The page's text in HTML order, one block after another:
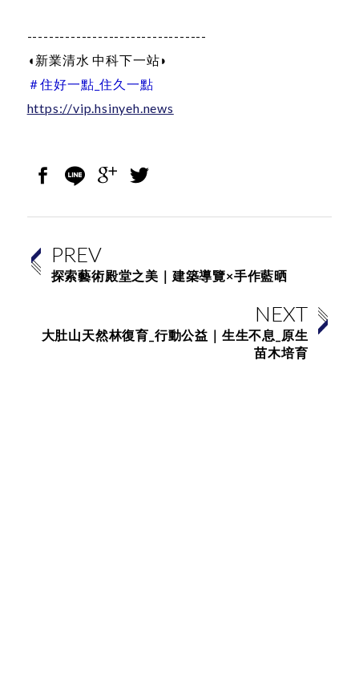
---------------------------------
◖新業清水 中科下一站◗
＃住好一點_住久一點
https://vip.hsinyeh.news
PREV
探索藝術殿堂之美｜建築導覽×手作藍晒
NEXT
大肚山天然林復育_行動公益｜生生不息_原生
苗木培育